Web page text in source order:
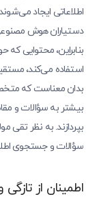
اطلاعاتی ایجاد
دستیاران هوش مصنوعی
بنابراین، محتوایی که
استفاده می‌کند،
بدان معناست که
بیشتر به سؤالات و
بپردازند. به نظر تقی
سؤالات و جستجوی
اطمینان از